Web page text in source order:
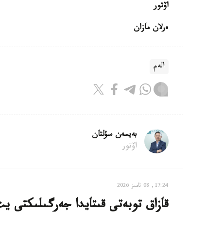
اۆتور
ەرلان مازان
الەم
بەيسەن سۇلتان
اۆتور
17:24, 08 تامىز 2026
قازاق توبەتى قىتايدا جەرگىلىكتى